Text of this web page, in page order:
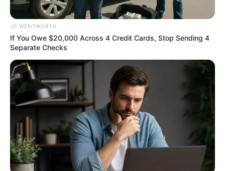
Paying $500/Mo In Debt Interest? You Are Getting
Ruthlessly Fleeced
JG WENTWORTH
JG WENTWORTH
If You Owe $20,000 Across 4 Credit Cards, Stop Sending 4
Separate Checks